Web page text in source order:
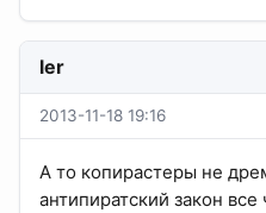
ler
2013-11-18 19:16
А то копирастеры не
антипиратский закон